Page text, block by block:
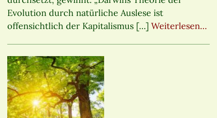
Evolution durch natürliche Auslese ist
offensichtlich der Kapitalismus […] Weiterlesen…